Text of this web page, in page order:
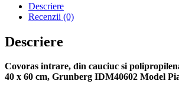
dreptunghiular,
60
cm,
Model
Piatra
Descriere
Recenzii (0)
Descriere
Covoras intrare, din cauciuc si
40 x 60 cm, Grunberg IDM40602 Model